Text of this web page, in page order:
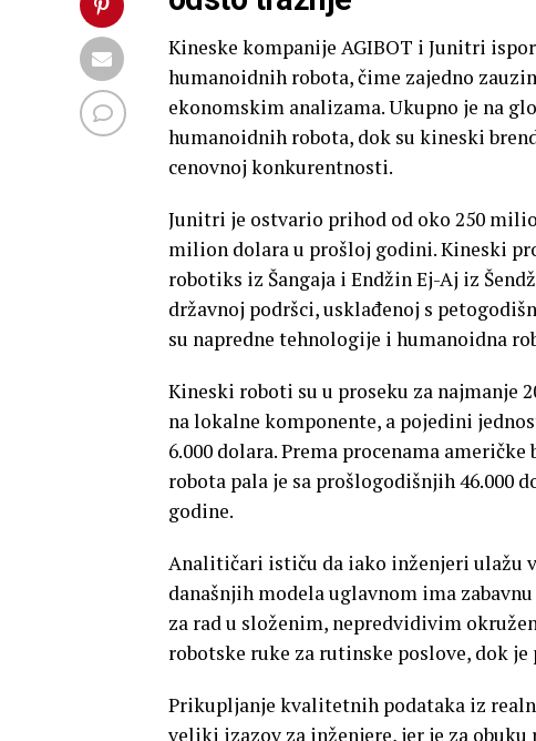
Kineske kompanije AGIBOT i Junitri
humanoidnih robota, čime zajedno
ekonomskim analizama. Ukupno je na
humanoidnih robota, dok su kineski
cenovnoj konkurentnosti.
Junitri je ostvario prihod od oko 250
milion dolara u prošloj godini. Kineski
robotiks iz Šangaja i Endžin Ej-Aj iz
državnoj podršci, usklađenoj s
su napredne tehnologije i humanoidna
Kineski roboti su u proseku za najmanje
na lokalne komponente, a pojedini
6.000 dolara. Prema procenama
robota pala je sa prošlogodišnjih 46.000
godine.
Analitičari ističu da iako inženjeri ulažu
današnjih modela uglavnom ima
za rad u složenim, nepredvidivim
robotske ruke za rutinske poslove, dok
Prikupljanje kvalitetnih podataka iz
veliki izazov za inženjere, jer je za